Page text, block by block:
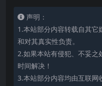
声明：
1.本站部分内容转载自其它
和对其真实性负责。
2.如果本站有侵犯、不妥之
时间解决！
3.本站部分内容均由互联网